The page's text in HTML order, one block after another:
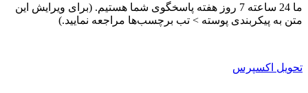
ما 24 ساعته 7 روز هفته پاسخگوی شما هستیم. (برای ویرایش این
متن به پیکربندی پوسته > تب برچسب‌ها مراجعه نمایید.)
تحویل اکسپرس